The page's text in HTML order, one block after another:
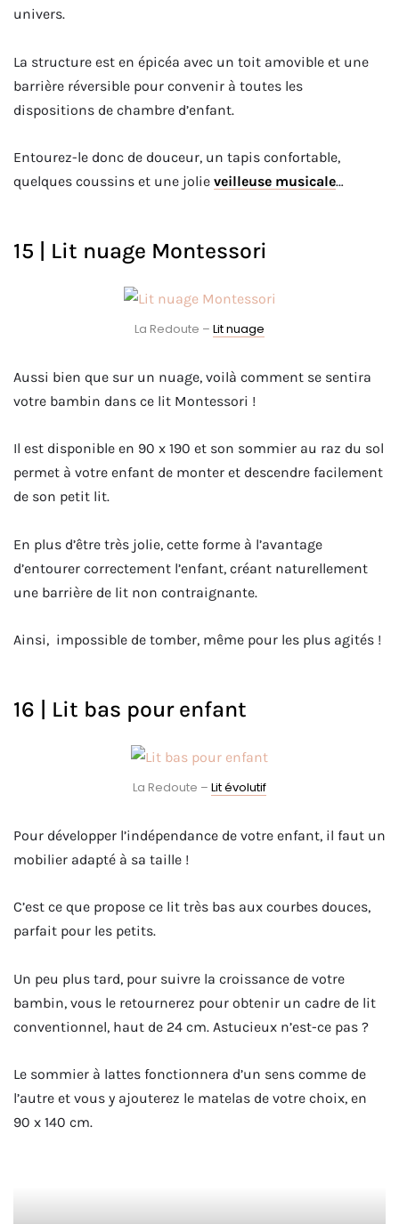
univers.
La structure est en épicéa avec un toit amovible et une
barrière réversible pour convenir à toutes les
dispositions de chambre d’enfant.
Entourez-le donc de douceur, un tapis confortable,
quelques coussins et une jolie veilleuse musicale…
15 | Lit nuage Montessori
La Redoute – Lit nuage
Aussi bien que sur un nuage, voilà comment se sentira
votre bambin dans ce lit Montessori !
Il est disponible en 90 x 190 et son sommier au raz du sol
permet à votre enfant de monter et descendre facilement
de son petit lit.
En plus d’être très jolie, cette forme à l’avantage
d’entourer correctement l’enfant, créant naturellement
une barrière de lit non contraignante.
Ainsi, impossible de tomber, même pour les plus agités !
16 | Lit bas pour enfant
La Redoute – Lit évolutif
Pour développer l’indépendance de votre enfant, il faut un
mobilier adapté à sa taille !
C’est ce que propose ce lit très bas aux courbes douces,
parfait pour les petits.
Un peu plus tard, pour suivre la croissance de votre
bambin, vous le retournerez pour obtenir un cadre de lit
conventionnel, haut de 24 cm. Astucieux n’est-ce pas ?
Le sommier à lattes fonctionnera d’un sens comme de
l’autre et vous y ajouterez le matelas de votre choix, en
90 x 140 cm.